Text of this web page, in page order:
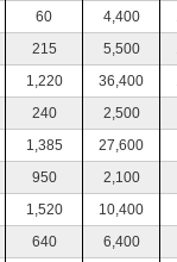
60 4,400
215 5,500
1,220 36,400
240
2,500
1,385
27,600
950
2,100
1,520
10,400
640
6,400